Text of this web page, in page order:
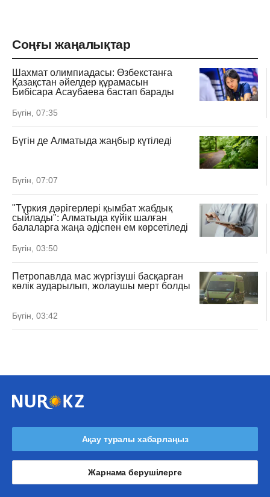
Соңғы жаңалықтар
Шахмат олимпиадасы: Өзбекстанға
Қазақстан әйелдер құрамасын
Бибісара Асаубаева бастап барады
Бүгін, 07:35
Бүгін де Алматыда жаңбыр күтіледі
Бүгін, 07:07
"Түркия дәрігерлері қымбат жабдық
сыйлады": Алматыда күйік шалған
балаларға жаңа әдіспен ем көрсетіледі
Бүгін, 03:50
Петропавлда мас жүргізуші басқарған
көлік аударылып, жолаушы мерт болды
Бүгін, 03:42
Ақау туралы хабарлаңыз
Жарнама берушілерге